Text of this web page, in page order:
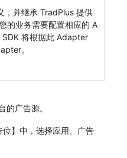
，并继承 TradPlus 提供
的业务需要配置相应的 A
将根据此 Adapter
。
的广告源。
】中，选择应用、广告